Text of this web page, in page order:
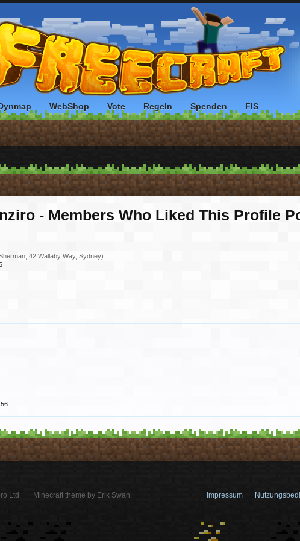
- Members Who Liked This Profile
42 Wallaby Way, Sydney)
WebShop Vote Regeln Spenden FIS
Ltd.
Minecraft theme by Erik Swan. Impressum